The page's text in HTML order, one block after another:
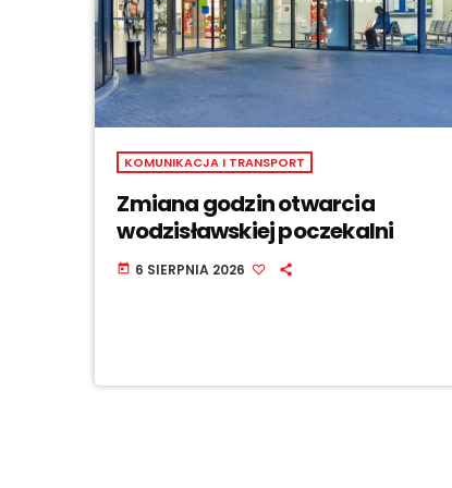
KOMUNIKACJA I TRANSPORT
Zmiana godzin otwarcia
wodzisławskiej poczekalni
today 6 SIERPNIA 2026